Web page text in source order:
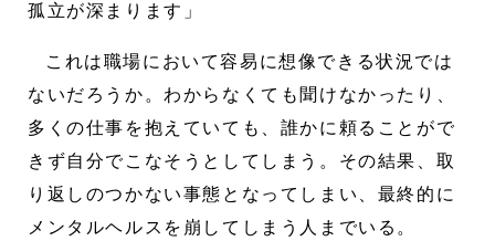
孤立が深まります」
これは職場において容易に想像できる状況では
ないだろうか。わからなくても聞けなかったり、
多くの仕事を抱えていても、誰かに頼ることがで
きず自分でこなそうとしてしまう。その結果、取
り返しのつかない事態となってしまい、最終的に
メンタルヘルスを崩してしまう人までいる。